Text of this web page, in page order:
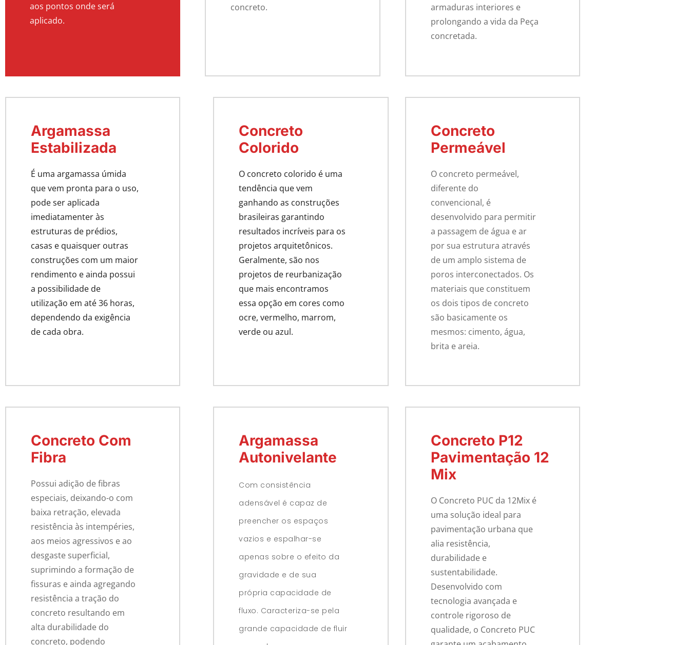
aos pontos onde será
aplicado.
concreto.
armaduras interiores e
prolongando a vida da Peça
concretada.
Argamassa
Estabilizada
É uma argamassa úmida
que vem pronta para o uso,
pode ser aplicada
imediatamenter às
estruturas de prédios,
casas e quaisquer outras
construções com um maior
rendimento e ainda possui
a possibilidade de
utilização em até 36 horas,
dependendo da exigência
de cada obra.
Concreto
Colorido
O concreto colorido é uma
tendência que vem
ganhando as construções
brasileiras garantindo
resultados incríveis para os
projetos arquitetônicos.
Geralmente, são nos
projetos de reurbanização
que mais encontramos
essa opção em cores como
ocre, vermelho, marrom,
verde ou azul.
Concreto
Permeável
O concreto permeável,
diferente do
convencional, é
desenvolvido para permitir
a passagem de água e ar
por sua estrutura através
de um amplo sistema de
poros interconectados. Os
materiais que constituem
os dois tipos de concreto
são basicamente os
mesmos: cimento, água,
brita e areia.
Concreto Com
Fibra
Possui adição de fibras
especiais, deixando-o com
baixa retração, elevada
resistência às intempéries,
aos meios agressivos e ao
desgaste superficial,
suprimindo a formação de
fissuras e ainda agregando
resistência a tração do
concreto resultando em
alta durabilidade do
concreto, podendo
Argamassa
Autonivelante
Com consistência
adensável é capaz de
preencher os espaços
vazios e espalhar-se
apenas sobre o efeito da
gravidade e de sua
própria capacidade de
fluxo. Caracteriza-se pela
grande capacidade de fluir
Concreto P12
Pavimentação 12
Mix
O Concreto PUC da 12Mix é
uma solução ideal para
pavimentação urbana que
alia resistência,
durabilidade e
sustentabilidade.
Desenvolvido com
tecnologia avançada e
controle rigoroso de
qualidade, o Concreto PUC